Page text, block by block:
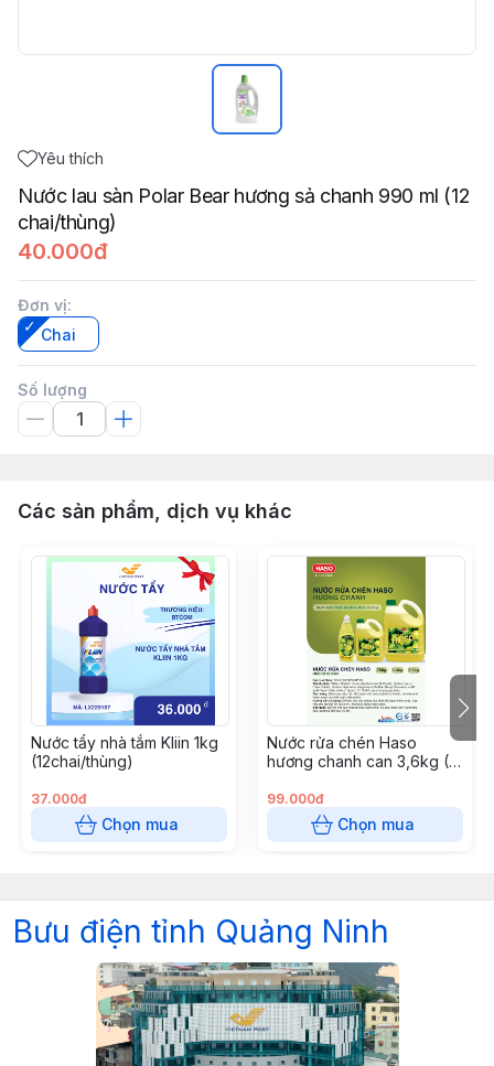
Yêu thích
Nước lau sàn Polar Bear hương sả chanh 990 ml (12
chai/thùng)
40.000đ
Đơn vị:
Chai
Số lượng
Các sản phẩm, dịch vụ khác
Nước tẩy nhà tắm Kliin 1kg
(12chai/thùng)
37.000đ
Chọn mua
Nước rửa chén Haso
hương chanh can 3,6kg (3
99.000đ
Chọn mua
Bưu điện tỉnh Quảng Ninh